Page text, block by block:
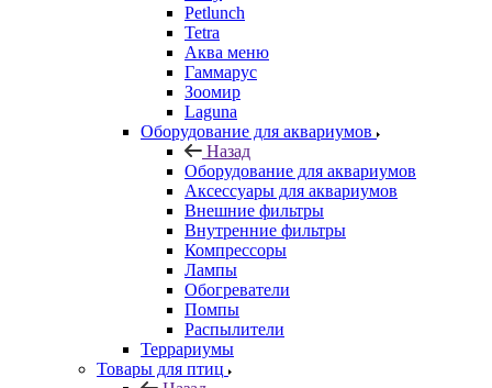
Petlunch
Tetra
Аква меню
Гаммарус
Зоомир
Laguna
Оборудование для аквариумов
Назад
Оборудование для аквариумов
Аксессуары для аквариумов
Внешние фильтры
Внутренние фильтры
Компрессоры
Лампы
Обогреватели
Помпы
Распылители
Террариумы
Товары для птиц